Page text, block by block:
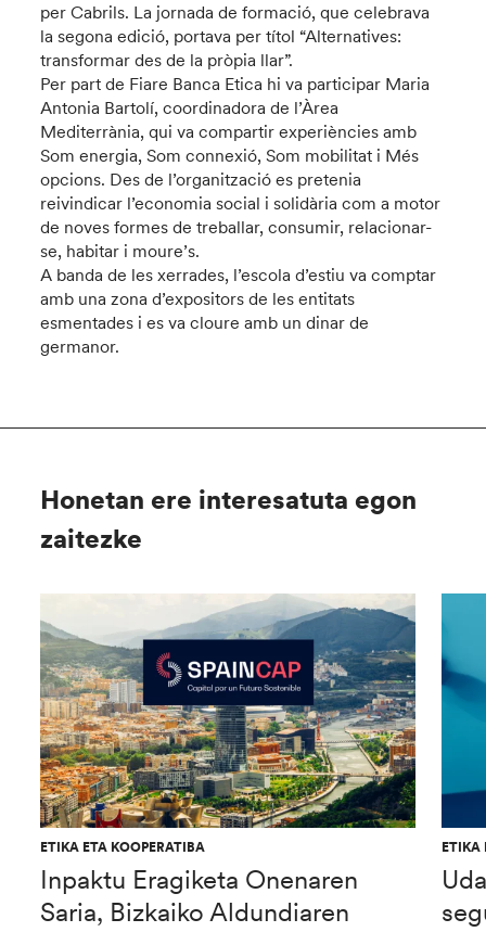
per Cabrils. La jornada de formació, que celebrava
la segona edició, portava per títol “Alternatives:
transformar des de la pròpia llar”.
Per part de Fiare Banca Etica hi va participar Maria
Antonia Bartolí, coordinadora de l’Àrea
Mediterrània, qui va compartir experiències amb
Som energia, Som connexió, Som mobilitat i Més
opcions. Des de l’organització es pretenia
reivindicar l’economia social i solidària com a motor
de noves formes de treballar, consumir, relacionar-
se, habitar i moure’s.
A banda de les xerrades, l’escola d’estiu va comptar
amb una zona d’expositors de les entitats
esmentades i es va cloure amb un dinar de
germanor.
Honetan ere interesatuta egon
zaitezke
ETIKA ETA KOOPERATIBA
Inpaktu Eragiketa Onenaren
Saria, Bizkaiko Aldundiaren
ETIKA